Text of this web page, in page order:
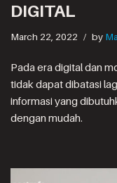
DIGITAL
March 22, 2022 by
Pada era digital dan
tidak dapat dibatasi
informasi yang
dengan mudah.